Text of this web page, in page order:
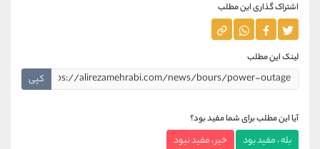
اشتراک گذاری این مطلب
لینک این مطلب
کپی
آیا این مطلب برای شما مفید بود؟
بله ، مفید بود خیر ، مفید نبود